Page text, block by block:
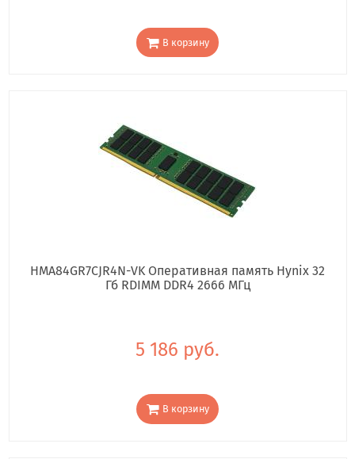
В корзину
HMA84GR7CJR4N-VK Оперативная память Hynix 32
Гб RDIMM DDR4 2666 МГц
5 186 руб.
В корзину